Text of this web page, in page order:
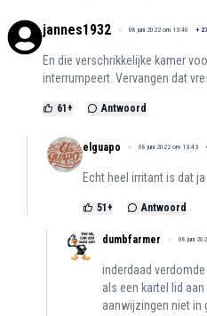
jannes1932 08 juni 2022 om 13:40 +
En die verschrikkelijke kamer
interrumpeert. Vervangen dat
61 + Antwoord
elguapo 08 juni 2022 om 13:43
Echt heel irritant is dat
51 + Antwoord
dumbfarmer 08 juni
inderdaad
als een kartel lid
aanwijzingen niet in